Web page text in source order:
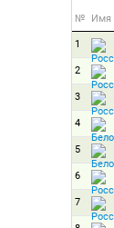
№ Имя
1
2
3
4
5
6
7